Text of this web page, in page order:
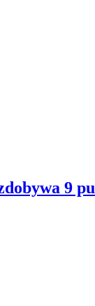
9